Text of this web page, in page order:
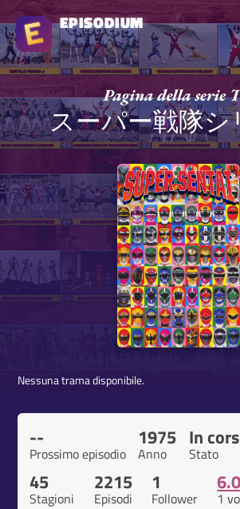
EPISODIUM
スーパー戦隊シ
Nessuna trama disponibile.
--
Prossimo episodio
1975
Anno
In
Stato
45
Stagioni
2215
Episodi
1
Follower
6.0
1